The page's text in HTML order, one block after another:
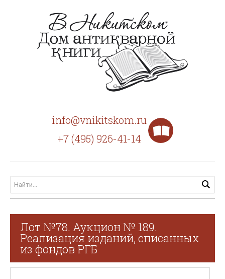
info@vnikitskom.ru
+7 (495) 926-41-14
Лот №78. Аукцион № 189.
Реализация изданий, списанных
из фондов РГБ